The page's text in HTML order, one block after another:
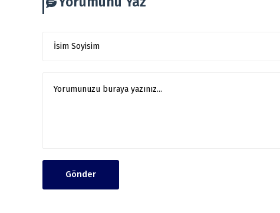
Gönder